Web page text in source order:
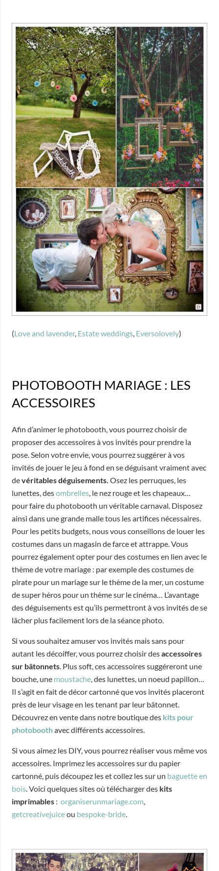
(Love and lavender, Estate weddings, Eversolovely)
PHOTOBOOTH MARIAGE : LES
ACCESSOIRES
Afin d’animer le photobooth, vous pourrez choisir de
proposer des accessoires à vos invités pour prendre la
pose. Selon votre envie, vous pourrez suggérer à vos
invités de jouer le jeu à fond en se déguisant vraiment avec
devéritables déguisements. Osez les perruques, les
lunettes, desombrelles, le nez rouge et les chapeaux…
pour faire du photobooth un véritable carnaval. Disposez
ainsi dans une grande malle tous les artifices nécessaires.
Pour les petits budgets, nous vous conseillons de louer les
costumes dans un magasin de farce et attrappe. Vous
pourrez également opter pour des costumes en lien avec le
thème de votre mariage : par exemple des costumes de
pirate pour un mariage sur le thème de la mer, un costume
de super héros pour un thème sur le cinéma… L’avantage
des déguisements est qu’ils permettront à vos invités de se
lâcher plus facilement lors de la séance photo.
Si vous souhaitez amuser vos invités mais sans pour
autant les décoiffer, vous pourrez choisir desaccessoires
sur bâtonnets. Plus soft, ces accessoires suggéreront une
bouche, une moustache, des lunettes, un noeud papillon…
Il s’agit en fait de décor cartonné que vos invités placeront
près de leur visage en les tenant par leur bâtonnet.
Découvrez en vente dans notre boutique des kits pour
photoboothavec différents accessoires.
Si vous aimez les DIY, vous pourrez réaliser vous même vos
accessoires. Imprimez les accessoires sur du papier
cartonné, puis découpez les et collez les sur un baguette en
bois. Voici quelques sites où télécharger des kits
imprimables : organiserunmariage.com,
getcreativejuiceou bespoke-bride.